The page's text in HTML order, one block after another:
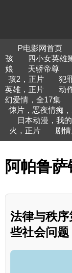
P电影网首页
孩
四小女英雄
娘
天骄帝尊
孩2，正片
犯
英雄，正片
动
幻爱情，全17集
悚片，恶夜情痴
日本动漫，我
火，正片
剧
阿帕鲁萨
法律与秩
些社会问题